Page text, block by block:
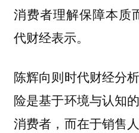
消费者理解保障本质
代财经表示。
陈辉向则时代财经分
险是基于环境与认知
消费者，而在于销售